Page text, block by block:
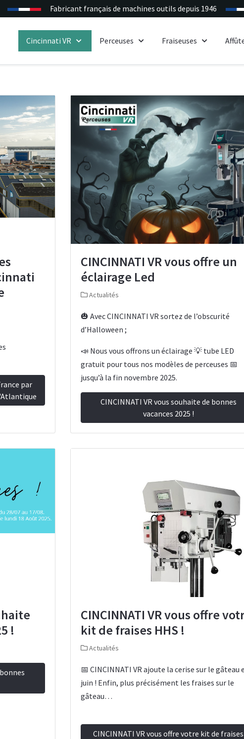
Fabricant français de machines outils depuis 1946
Cincinnati VR Perceuses Fraiseuses
par
CINCINNATI VR vous offre un
éclairage Led
Actualités
🎃 Avec CINCINNATI VR sortez de l’obscurité
d’Halloween ;
📣 Nous vous offrons un éclairage 💡 tube LED
gratuit pour tous nos modèles de perceuses 📅
jusqu’à la fin novembre 2025.
CINCINNATI VR vous souhaite de bonnes
vacances 2025 !
!
CINCINNATI VR vous offre
kit de fraises HHS !
Actualités
📅 CINCINNATI VR ajoute la cerise sur le gâteau
juin ! Enfin, plus précisément les fraises sur le
gâteau…
CINCINNATI VR vous offre votre kit de fraises